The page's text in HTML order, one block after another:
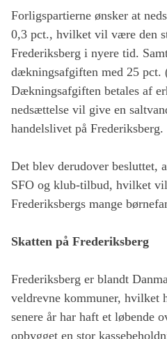
Forligspartierne ønsker at
0,3 pct., hvilket vil være den
Frederiksberg i nyere tid.
dækningsafgiften med 25
Dækningsafgiften betales af
nedsættelse vil give en
handelslivet på Frederiksberg.
Det blev derudover besluttet,
SFO og klub-tilbud, hvilket
Frederiksbergs mange
Skatten på Frederiksberg
Frederiksberg er blandt
veldrevne kommuner, hvilket
senere år har haft et løbende
opbygget en stor